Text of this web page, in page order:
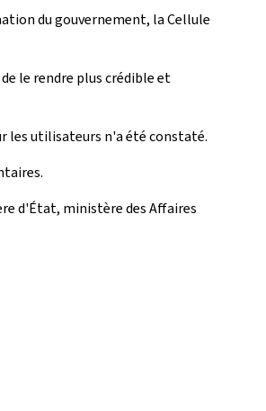
du gouvernement, la Cellule
le rendre plus crédible et
les utilisateurs n'a été constaté.
d'État, ministère des Affaires